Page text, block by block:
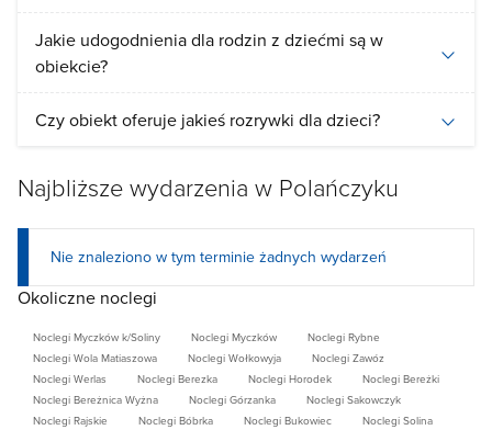
Jakie udogodnienia dla rodzin z dziećmi są w
obiekcie?
Czy obiekt oferuje jakieś rozrywki dla dzieci?
Najbliższe wydarzenia w Polańczyku
Nie znaleziono w tym terminie żadnych wydarzeń
Okoliczne noclegi
Noclegi Myczków k/Soliny Noclegi Myczków
Noclegi Rybne
Noclegi Wola Matiaszowa
Noclegi Wołkowyja
Noclegi Zawóz
Noclegi Werlas
Noclegi Berezka Noclegi Horodek
Noclegi Bereżki
Noclegi Bereżnica Wyżna
Noclegi Górzanka
Noclegi Sakowczyk
Noclegi Rajskie
Noclegi Bóbrka Noclegi Bukowiec
Noclegi Solina